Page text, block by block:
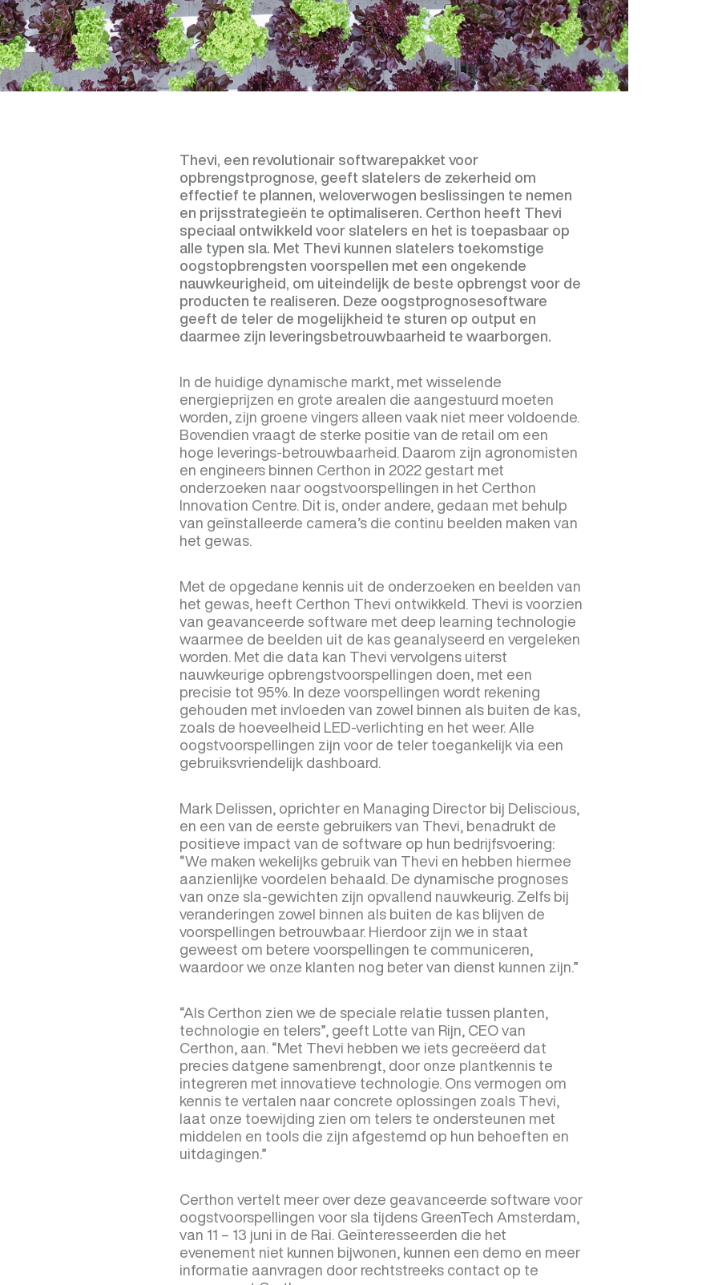
Thevi, een revolutionair softwarepakket voor
opbrengstprognose, geeft slatelers de zekerheid om
effectief te plannen, weloverwogen beslissingen te nemen
en prijsstrategieën te optimaliseren. Certhon heeft Thevi
speciaal ontwikkeld voor slatelers en het is toepasbaar op
alle typen sla. Met Thevi kunnen slatelers toekomstige
oogstopbrengsten voorspellen met een ongekende
nauwkeurigheid, om uiteindelijk de beste opbrengst voor de
producten te realiseren. Deze oogstprognosesoftware
geeft de teler de mogelijkheid te sturen op output en
daarmee zijn leveringsbetrouwbaarheid te waarborgen.
In de huidige dynamische markt, met wisselende
energieprijzen en grote arealen die aangestuurd moeten
worden, zijn groene vingers alleen vaak niet meer voldoende.
Bovendien vraagt de sterke positie van de retail om een
hoge leverings-betrouwbaarheid. Daarom zijn agronomisten
en engineers binnen Certhon in 2022 gestart met
onderzoeken naar oogstvoorspellingen in het Certhon
Innovation Centre. Dit is, onder andere, gedaan met behulp
van geïnstalleerde camera’s die continu beelden maken van
het gewas.
Met de opgedane kennis uit de onderzoeken en beelden van
het gewas, heeft Certhon Thevi ontwikkeld. Thevi is voorzien
van geavanceerde software met deep learning technologie
waarmee de beelden uit de kas geanalyseerd en vergeleken
worden. Met die data kan Thevi vervolgens uiterst
nauwkeurige opbrengstvoorspellingen doen, met een
precisie tot 95%. In deze voorspellingen wordt rekening
gehouden met invloeden van zowel binnen als buiten de kas,
zoals de hoeveelheid LED-verlichting en het weer. Alle
oogstvoorspellingen zijn voor de teler toegankelijk via een
gebruiksvriendelijk dashboard.
Mark Delissen, oprichter en Managing Director bij Deliscious,
en een van de eerste gebruikers van Thevi, benadrukt de
positieve impact van de software op hun bedrijfsvoering:
“We maken wekelijks gebruik van Thevi en hebben hiermee
aanzienlijke voordelen behaald. De dynamische prognoses
van onze sla-gewichten zijn opvallend nauwkeurig. Zelfs bij
veranderingen zowel binnen als buiten de kas blijven de
voorspellingen betrouwbaar. Hierdoor zijn we in staat
geweest om betere voorspellingen te communiceren,
waardoor we onze klanten nog beter van dienst kunnen zijn.”
“Als Certhon zien we de speciale relatie tussen planten,
technologie en telers”, geeft Lotte van Rijn, CEO van
Certhon, aan. “Met Thevi hebben we iets gecreëerd dat
precies datgene samenbrengt, door onze plantkennis te
integreren met innovatieve technologie. Ons vermogen om
kennis te vertalen naar concrete oplossingen zoals Thevi,
laat onze toewijding zien om telers te ondersteunen met
middelen en tools die zijn afgestemd op hun behoeften en
uitdagingen.”
Certhon vertelt meer over deze geavanceerde software voor
oogstvoorspellingen voor sla tijdens GreenTech Amsterdam,
van 11 – 13 juni in de Rai. Geïnteresseerden die het
evenement niet kunnen bijwonen, kunnen een demo en meer
informatie aanvragen door rechtstreeks contact op te